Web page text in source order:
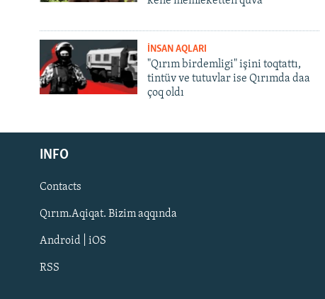
Русский
Українською
QOŞULIÑIZ!
İNSAN AQLARI
"Qırım birdemligi" işini toqtattı,
tintüv ve tutuvlar ise Qırımda daa
çoq oldı
INFO
Contacts
Qırım.Aqiqat. Bizim aqqında
Android | iOS
RSS